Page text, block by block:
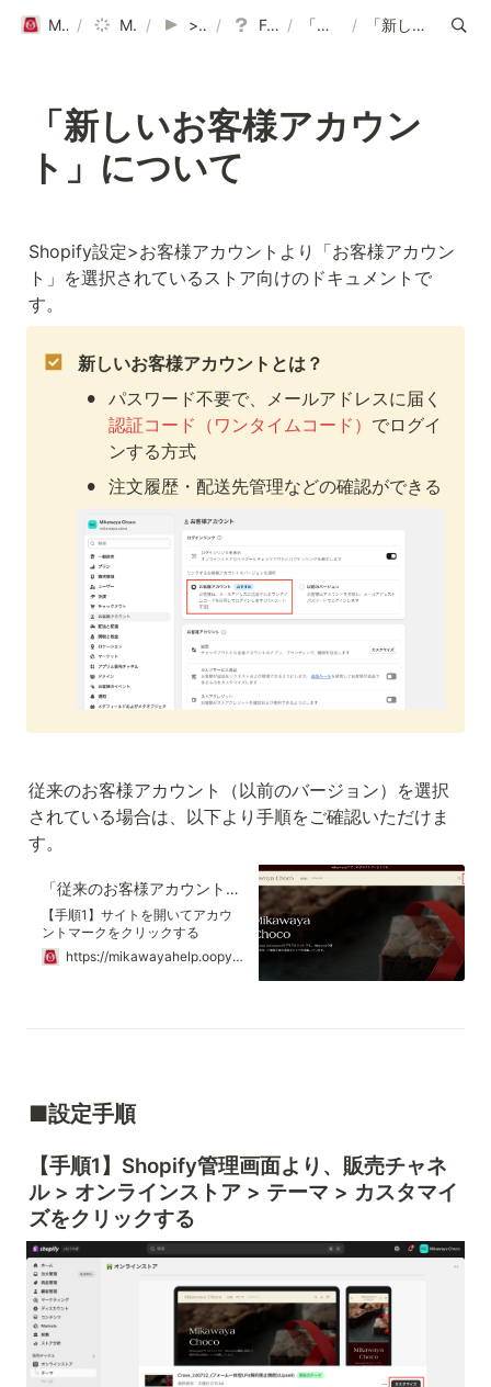
Mikawaya Subscriptionヘルプページ｜ご利用ガイド / Mikawaya Subscription / >>よくある質問はこちら / FAQまとめ一覧表 （導入後） / 「新規アカウント(新しいお客様アカウント)」について / 「新しいお客様アカウント」について
「新しいお客様アカウン
ト」について
Shopify設定>お客様アカウントより「お客様アカウン
ト」を選択されているストア向けのドキュメントで
す。
新しいお客様アカウントとは？
• パスワード不要で、メールアドレスに届く
認証コード（ワンタイムコード） でログイ
ンする方式
• 注文履歴・配送先管理などの確認ができる
従来のお客様アカウント（以前のバージョン）を選択
されている場合は、以下より手順をご確認いただけま
す。
「従来のお客様アカウント」について
【手順1】サイトを開いてアカウ
ントマークをクリックする
https://mikawayahelp.oopy.io/21cf66f0-4f18-806b-94c9-dfb49769f596
■設定手順
【手順1】 Shopify管理画面より、 販売チャネ
ル > オンラインストア > テーマ > カスタマイ
ズをクリックする